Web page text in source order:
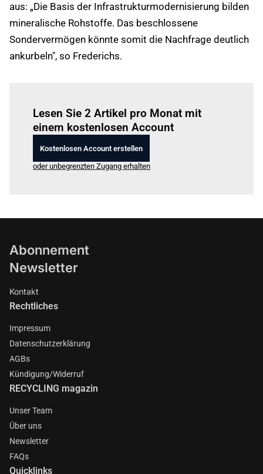
aus: „Die Basis der Infrastrukturmodernisierung bilden
mineralische Rohstoffe. Das beschlossene
Sondervermögen könnte somit die Nachfrage deutlich
ankurbeln", so Frederichs.
Lesen Sie 2 Artikel pro Monat mit
einem kostenlosen Account
Kostenlosen Account erstellen
oder unbegrenzten Zugang erhalten
Abonnement
Newsletter
Kontakt
Rechtliches
Impressum
Datenschutzerklärung
AGBs
Kündigung/Widerruf
RECYCLING magazin
Unser Team
Über uns
Newsletter
FAQs
Quicklinks